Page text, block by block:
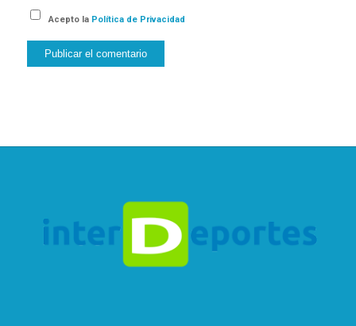
Acepto la Política de Privacidad